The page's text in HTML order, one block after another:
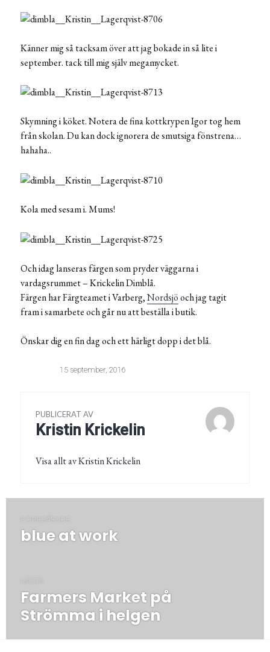
Känner mig så tacksam över att jag bokade in så lite i
september. tack till mig själv megamycket.
Skymning i köket. Notera de fina kottkrypen Igor tog hem
från skolan. Du kan dock ignorera de smutsiga fönstrena…
hahaha..
Kola med sesam i. Mums!
Och idag lanseras färgen som pryder väggarna i
vardagsrummet – Krickelin Dimblå.
Färgen har Färgteamet i Varberg,Nordsjöoch jag tagit
fram i samarbete och går nu att beställa i butik.
Önskar dig en fin dag och ett härligt dopp i det blå.
15 september, 2016
PUBLICERAT AV
Kristin Krickelin
Visa allt av Kristin Krickelin
FÖREGÅENDE
Föregående
blue at work
NÄSTA
Nästa
post:
Farmers Market på
Strömma i helgen